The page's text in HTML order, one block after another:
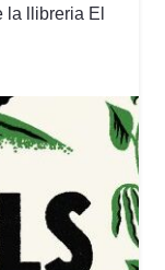
la llibreria El